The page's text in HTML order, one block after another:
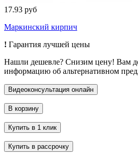
17.93 руб
Маркинский кирпич
! Гарантия лучшей цены
Нашли дешевле? Снизим цену! Вам
информацию об альтернативном